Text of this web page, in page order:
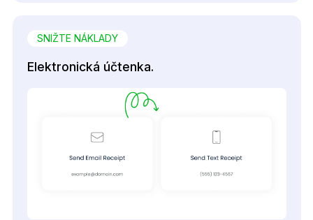
SNIŽTE NÁKLADY
Elektronická účtenka.